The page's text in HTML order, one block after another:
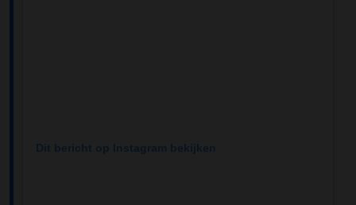
Dit bericht op Instagram bekijken